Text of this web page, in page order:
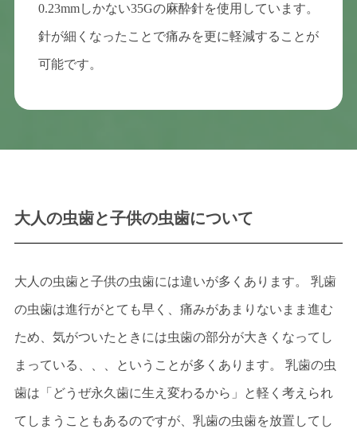
0.23mmしかない35Gの麻酔針を使用しています。
針が細くなったことで痛みを更に軽減することが
可能です。
大人の虫歯と子供の虫歯について
大人の虫歯と子供の虫歯には違いが多くあります。 乳歯
の虫歯は進行がとても早く、痛みがあまりないまま進む
ため、気がついたときには虫歯の部分が大きくなってし
まっている、、、ということが多くあります。 乳歯の虫
歯は「どうぜ永久歯に生え変わるから」と軽く考えられ
てしまうこともあるのですが、乳歯の虫歯を放置してし